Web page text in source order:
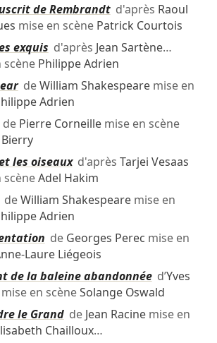
de Rembrandtd'après Raoul
mise en scène Patrick Courtois
exquis d'après Jean Sartène…
scène Philippe Adrien
deWilliam Shakespearemise en
Adrien
Pierre Corneillemise en scène
les oiseauxd'après Tarjei Vesaas
scèneAdel Hakim
William Shakespearemise en
Adrien
de Georges Perec mise en
Laure Liégeois
de la baleine abandonnéed’Yves
mise en scèneSolange Oswald
le Grandde Jean Racinemise en
Chailloux…